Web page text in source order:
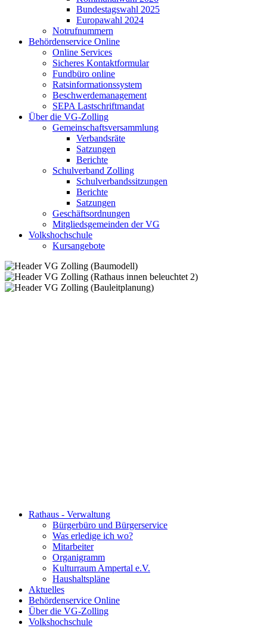
Bundestagswahl 2025
Europawahl 2024
Notrufnummern
Behördenservice Online
Online Services
Sicheres Kontaktformular
Fundbüro online
Ratsinformationssystem
Beschwerdemanagement
SEPA Lastschriftmandat
Über die VG-Zolling
Gemeinschaftsversammlung
Verbandsräte
Satzungen
Berichte
Schulverband Zolling
Schulverbandssitzungen
Berichte
Satzungen
Geschäftsordnungen
Mitgliedsgemeinden der VG
Volkshochschule
Kursangebote
Rathaus - Verwaltung
Bürgerbüro und Bürgerservice
Was erledige ich wo?
Mitarbeiter
Organigramm
Kulturraum Ampertal e.V.
Haushaltspläne
Aktuelles
Behördenservice Online
Über die VG-Zolling
Volkshochschule